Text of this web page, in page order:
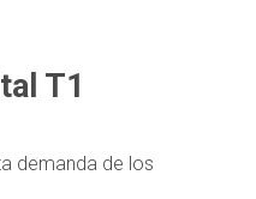
T1
demanda de los